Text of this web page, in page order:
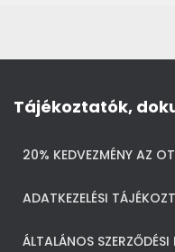
Tájékoztatók,
20% KEDVEZMÉNY AZ
ADATKEZELÉSI
ÁLTALÁNOS SZERZŐDÉSI